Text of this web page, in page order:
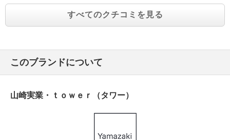
すべてのクチコミを見る
このブランドについて
山崎実業・ｔｏｗｅｒ（タワー）